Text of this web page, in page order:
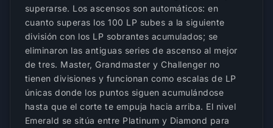
superarse. Los ascensos son automáticos: en
cuanto superas los 100 LP subes a la siguiente
división con los LP sobrantes acumulados; se
eliminaron las antiguas series de ascenso al mejor
de tres. Master, Grandmaster y Challenger no
tienen divisiones y funcionan como escalas de LP
únicas donde los puntos siguen acumulándose
hasta que el corte te empuja hacia arriba. El nivel
Emerald se sitúa entre Platinum y Diamond para